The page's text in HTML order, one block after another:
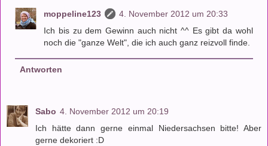
moppeline123
4. November 2012 um 20:33
Ich bis zu dem Gewinn auch nicht ^^ Es gibt da wohl
noch die "ganze Welt", die ich auch ganz reizvoll finde.
Antworten
Sabo 4. November 2012 um 20:19
Ich hätte dann gerne einmal Niedersachsen bitte! Aber
gerne dekoriert :D